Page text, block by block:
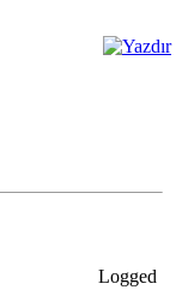
Logged